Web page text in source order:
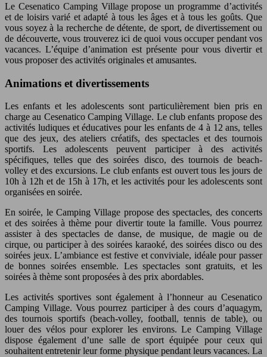
Le Cesenatico Camping Village propose un programme d’activités
et de loisirs varié et adapté à tous les âges et à tous les goûts. Que
vous soyez à la recherche de détente, de sport, de divertissement ou
de découverte, vous trouverez ici de quoi vous occuper pendant vos
vacances. L’équipe d’animation est présente pour vous divertir et
vous proposer des activités originales et amusantes.
Animations et divertissements
Les enfants et les adolescents sont particulièrement bien pris en
charge au Cesenatico Camping Village. Le club enfants propose des
activités ludiques et éducatives pour les enfants de 4 à 12 ans, telles
que des jeux, des ateliers créatifs, des spectacles et des tournois
sportifs. Les adolescents peuvent participer à des activités
spécifiques, telles que des soirées disco, des tournois de beach-
volley et des excursions. Le club enfants est ouvert tous les jours de
10h à 12h et de 15h à 17h, et les activités pour les adolescents sont
organisées en soirée.
En soirée, le Camping Village propose des spectacles, des concerts
et des soirées à thème pour divertir toute la famille. Vous pourrez
assister à des spectacles de danse, de musique, de magie ou de
cirque, ou participer à des soirées karaoké, des soirées disco ou des
soirées jeux. L’ambiance est festive et conviviale, idéale pour passer
de bonnes soirées ensemble. Les spectacles sont gratuits, et les
soirées à thème sont proposées à des prix abordables.
Les activités sportives sont également à l’honneur au Cesenatico
Camping Village. Vous pourrez participer à des cours d’aquagym,
des tournois sportifs (beach-volley, football, tennis de table), ou
louer des vélos pour explorer les environs. Le Camping Village
dispose également d’une salle de sport équipée pour ceux qui
souhaitent entretenir leur forme physique pendant leurs vacances. La